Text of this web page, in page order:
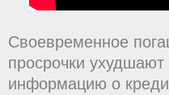
Своевременное
просрочки
информацию о